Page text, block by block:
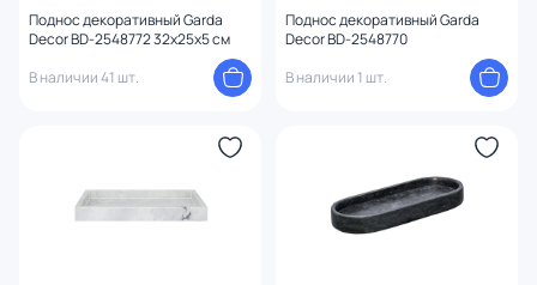
Поднос декоративный Garda
Decor BD-2548772 32х25х5 см
В наличии 41 шт.
Поднос декоративный Garda
Decor BD-2548770
В наличии 1 шт.